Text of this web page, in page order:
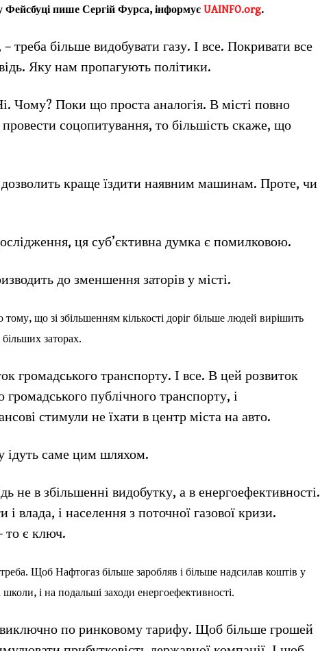
Фейсбуці пише Сергій Фурса, інформує UAINFO.org.
більше видобувати газу. І все. Покривати все
Яку нам пропагують політики.
Чому? Поки що проста аналогія. В місті повно
соцопитування, то більшість скаже, що
дозволить краще їздити наявним машинам. Проте, чи
ця суб’єктивна думка є помилковою.
до зменшення заторів у місті.
що зі збільшенням кількості доріг більше людей вирішить
заторах.
громадського транспорту. І все. В цей розвиток
громадського публічного транспорту, і
стимули не їхати в центр міста на авто.
ідуть саме цим шляхом.
не в збільшенні видобутку, а в енергоефективності.
влада, і населення з поточної газової кризи.
то є ключ.
Щоб Нафтогаз більше заробляв і більше надсилав коштів у
і на подальші заходи енергоефективності.
виключно по ринковому тарифу. Щоб більше грошей